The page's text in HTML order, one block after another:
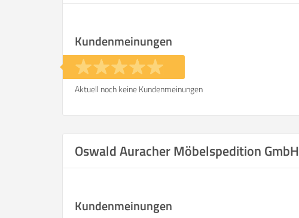
Kundenmeinungen
Aktuell noch keine Kundenmeinungen
Oswald Auracher Möbelspedition GmbH
Kundenmeinungen